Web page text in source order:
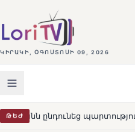
ԿԻՐԱԿԻ, ՕԳՈՍՏՈՍԻ 09, 2026
ԹԵԺպարտությունը HOT